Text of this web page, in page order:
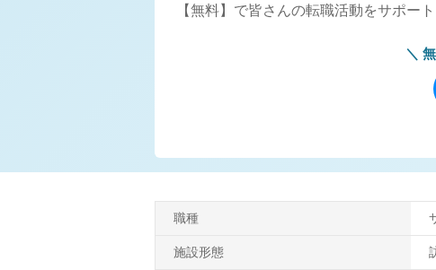
【無料】で皆さんの転職活動をサポート
職種
施設形態